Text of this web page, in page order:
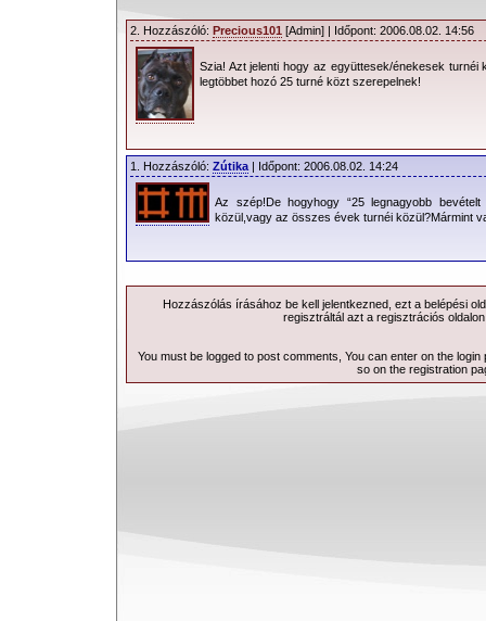
2. Hozzászóló: Precious101 [Admin] | Időpont: 2006.08.02. 14:56
Szia! Azt jelenti hogy az együttesek/énekesek
legtöbbet hozó 25 turné közt szerepelnek!
1. Hozzászóló: Zútika | Időpont: 2006.08.02. 14:24
Az szép!De hogyhogy “25 legnagyobb
közül,vagy az összes évek turnéi közül?Mármint
Hozzászólás írásához be kell jelentkezned, ezt a belépési
regisztráltál azt a regisztrációs
You must be logged to post comments, You can enter on the login
so on the registration